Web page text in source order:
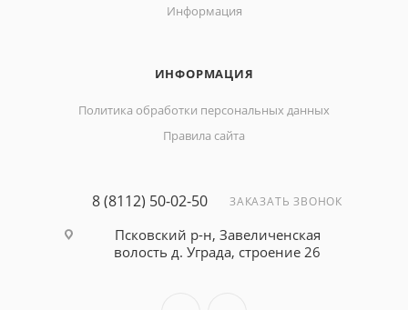
Информация
ИНФОРМАЦИЯ
Политика обработки персональных данных
Правила сайта
8 (8112) 50-02-50 ЗАКАЗАТЬ ЗВОНОК
Псковский р-н, Завеличенская
волость д. Уграда, строение 26